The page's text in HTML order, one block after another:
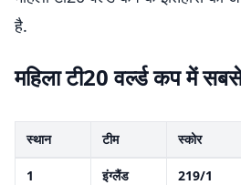
है.
महिला टी20 वर्ल्ड कप में
स्थान टीम स्कोर
1 इंग्लैंड 219/1